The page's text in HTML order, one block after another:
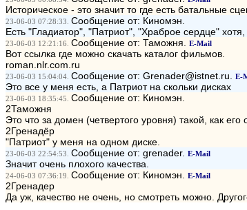
Историческое - это значит то где есть батальные
23-06-03 07:28:33. Сообщение от: Киномэн.
Есть "Гладиатор", "Патриот", "Храброе сердце"
23-06-03 12:21:16. Сообщение от: Таможня. E-Mail
Вот ссылка где можно скачать каталог фильмов.
roman.nlr.com.ru
23-06-03 15:04:04. Сообщение от: Grenader@istnet.ru. E-
Это все у меня есть, а Патриот на скольки дисках
23-06-03 18:35:45. Сообщение от: Киномэн.
2Таможня
Это что за домен (четвертого уровня) такой, как
2Гренадёр
"Патриот" у меня на одном диске.
23-06-03 22:54:53. Сообщение от: grenader. E-Mail
Значит очень плохого качества.
24-06-03 07:36:19. Сообщение от: Киномэн. E-Mail
2Гренадер
Да уж, качество не очень, но смотреть можно.